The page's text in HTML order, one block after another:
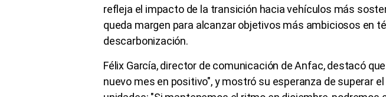
refleja el impacto de la transición hacia vehículos más
queda margen para alcanzar objetivos más ambiciosos en
descarbonización.
Félix García, director de comunicación de Anfac, destacó
nuevo mes en positivo", y mostró su esperanza de superar